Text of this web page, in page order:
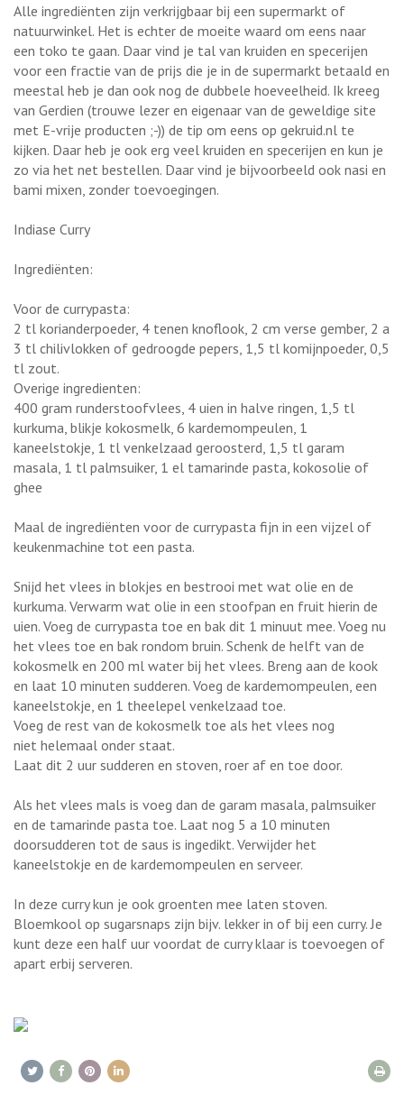
Alle ingrediënten zijn verkrijgbaar bij een supermarkt of
natuurwinkel. Het is echter de moeite waard om eens naar
een toko te gaan. Daar vind je tal van kruiden en specerijen
voor een fractie van de prijs die je in de supermarkt betaald en
meestal heb je dan ook nog de dubbele hoeveelheid. Ik kreeg
van Gerdien (trouwe lezer en eigenaar van de geweldige site
met E-vrije producten ;-)) de tip om eens op gekruid.nl te
kijken. Daar heb je ook erg veel kruiden en specerijen en kun je
zo via het net bestellen. Daar vind je bijvoorbeeld ook nasi en
bami mixen, zonder toevoegingen.
Indiase Curry
Ingrediënten:
Voor de currypasta:
2 tl korianderpoeder, 4 tenen knoflook, 2 cm verse gember, 2 a
3 tl chilivlokken of gedroogde pepers, 1,5 tl komijnpoeder, 0,5
tl zout.
Overige ingredienten:
400 gram runderstoofvlees, 4 uien in halve ringen, 1,5 tl
kurkuma, blikje kokosmelk, 6 kardemompeulen, 1
kaneelstokje, 1 tl venkelzaad geroosterd, 1,5 tl garam
masala, 1 tl palmsuiker, 1 el tamarinde pasta, kokosolie of
ghee
Maal de ingrediënten voor de currypasta fijn in een vijzel of
keukenmachine tot een pasta.
Snijd het vlees in blokjes en bestrooi met wat olie en de
kurkuma. Verwarm wat olie in een stoofpan en fruit hierin de
uien. Voeg de currypasta toe en bak dit 1 minuut mee. Voeg nu
het vlees toe en bak rondom bruin. Schenk de helft van de
kokosmelk en 200 ml water bij het vlees. Breng aan de kook
en laat 10 minuten sudderen. Voeg de kardemompeulen, een
kaneelstokje, en 1 theelepel venkelzaad toe.
Voeg de rest van de kokosmelk toe als het vlees nog
niet helemaal onder staat.
Laat dit 2 uur sudderen en stoven, roer af en toe door.
Als het vlees mals is voeg dan de garam masala, palmsuiker
en de tamarinde pasta toe. Laat nog 5 a 10 minuten
doorsudderen tot de saus is ingedikt. Verwijder het
kaneelstokje en de kardemompeulen en serveer.
In deze curry kun je ook groenten mee laten stoven.
Bloemkool op sugarsnaps zijn bijv. lekker in of bij een curry. Je
kunt deze een half uur voordat de curry klaar is toevoegen of
apart erbij serveren.